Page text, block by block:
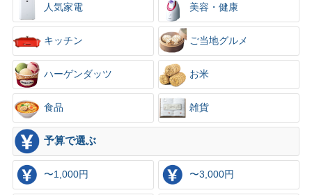
人気家電 美容・健康
キッチン ご当地グルメ
ハーゲンダッツ お米
食品 雑貨
予算で選ぶ
〜1,000円 〜3,000円